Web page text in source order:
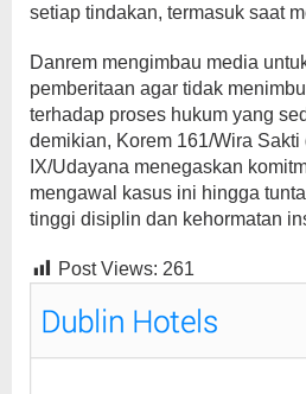
setiap tindakan, termasuk saat
Danrem mengimbau media
pemberitaan agar tidak
terhadap proses hukum yang
demikian, Korem 161/Wira Sakti
IX/Udayana menegaskan
mengawal kasus ini hingga
tinggi disiplin dan kehormatan
Post Views: 261